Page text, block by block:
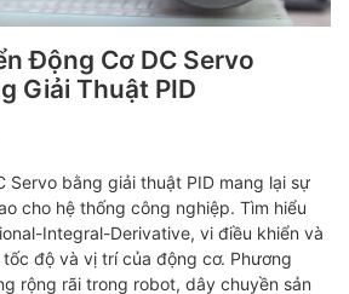
Động Cơ DC Servo
Giải Thuật PID
Servo bằng giải thuật PID mang lại sự
cho hệ thống công nghiệp. Tìm hiểu
Integral-Derivative, vi điều khiển và
độ và vị trí của động cơ. Phương
rộng rãi trong robot, dây chuyền sản